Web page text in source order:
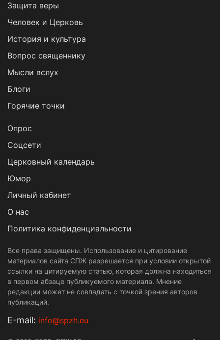
Защита веры
Человек и Церковь
История и культура
Вопрос священнику
Мысли вслух
Блоги
Горячие точки
Опрос
Cоцсети
Церковный календарь
Юмор
Личный кабинет
О нас
Политика конфиденциальности
Все права защищены. Использование и цитирование
материалов сайта СПЖ разрешается при условии открытой
ссылки на цитируемую статью, которая должна находиться
в первом абзаце публикуемого материала. Мнение
редакции может не совпадать с точкой зрения авторов
публикаций.
Е-mail: info@spzh.eu